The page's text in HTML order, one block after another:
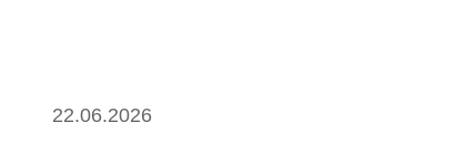
22.06.2026